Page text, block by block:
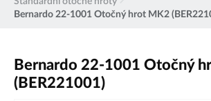
Bernardo 22-1001 Otočný hrot MK2
Bernardo 22-1001 Otočný
(BER221001)